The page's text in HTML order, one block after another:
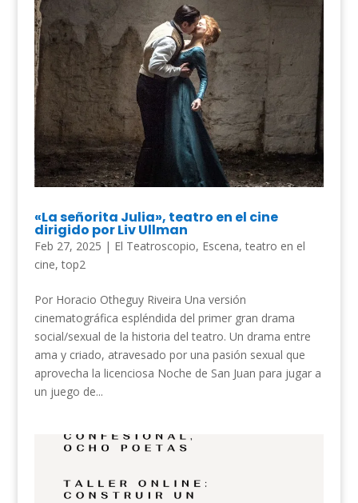
«La señorita Julia», teatro en el cine
dirigido por Liv Ullman
Feb 27, 2025 | El Teatroscopio, Escena,teatro en el
cine,top2
Por Horacio Otheguy Riveira Una versión
cinematográfica espléndida del primer gran drama
social/sexual de la historia del teatro. Un drama entre
ama y criado, atravesado por una pasión sexual que
aprovecha la licenciosa Noche de San Juan para jugar a
un juego de...